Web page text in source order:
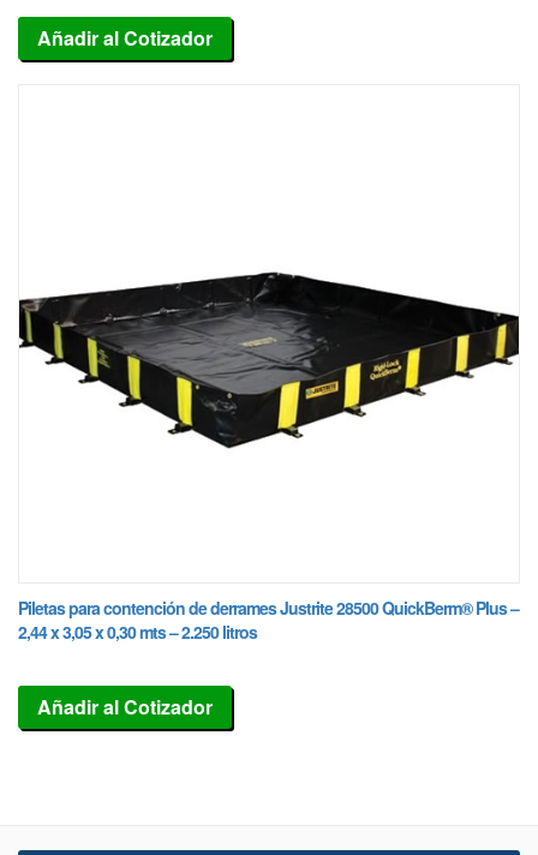
Añadir al Cotizador
Piletas para contención de derrames Justrite 28500 QuickBerm® Plus –
2,44 x 3,05 x 0,30 mts – 2.250 litros
Añadir al Cotizador